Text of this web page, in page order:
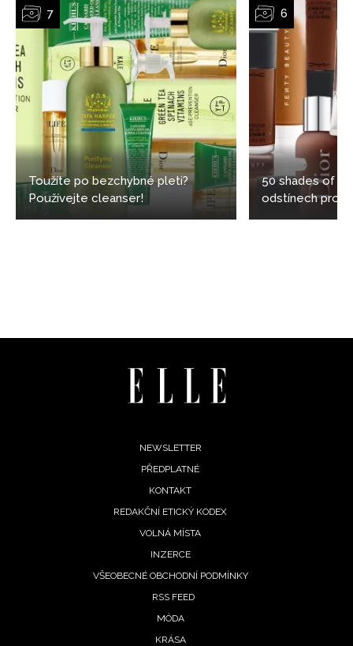
Toužíte po bezchybné pleti?
Používejte cleanser!
50 shades of
odstínech pro
NEWSLETTER
PŘEDPLATNÉ
KONTAKT
REDAKČNÍ ETICKÝ KODEX
VOLNÁ MÍSTA
INZERCE
VŠEOBECNÉ OBCHODNÍ PODMÍNKY
RSS FEED
MÓDA
KRÁSA